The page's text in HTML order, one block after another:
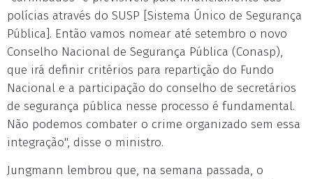
polícias através do SUSP [Sistema Único de Segurança
Pública]. Então vamos nomear até setembro o novo
Conselho Nacional de Segurança Pública (Conasp),
que irá definir critérios para repartição do Fundo
Nacional e a participação do conselho de secretários
de segurança pública nesse processo é fundamental.
Não podemos combater o crime organizado sem essa
integração", disse o ministro.
Jungmann lembrou que, na semana passada, o